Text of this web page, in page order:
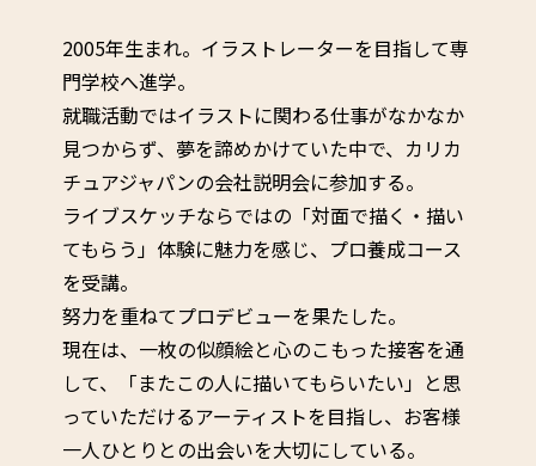
2005年生まれ。イラストレーターを目指して専
門学校へ進学。
就職活動ではイラストに関わる仕事がなかなか
見つからず、夢を諦めかけていた中で、カリカ
チュアジャパンの会社説明会に参加する。
ライブスケッチならではの「対面で描く・描い
てもらう」体験に魅力を感じ、プロ養成コース
を受講。
努力を重ねてプロデビューを果たした。
現在は、一枚の似顔絵と心のこもった接客を通
して、「またこの人に描いてもらいたい」と思
っていただけるアーティストを目指し、お客様
一人ひとりとの出会いを大切にしている。